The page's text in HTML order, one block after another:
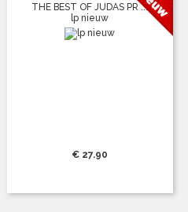
THE BEST OF JUDAS PR ...
lp nieuw
€ 27.90